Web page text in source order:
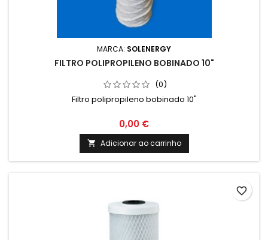
MARCA: SOLENERGY
FILTRO POLIPROPILENO BOBINADO 10"
(0)
Filtro polipropileno bobinado 10"
0,00 €
 Adicionar ao carrinho
favorite_border